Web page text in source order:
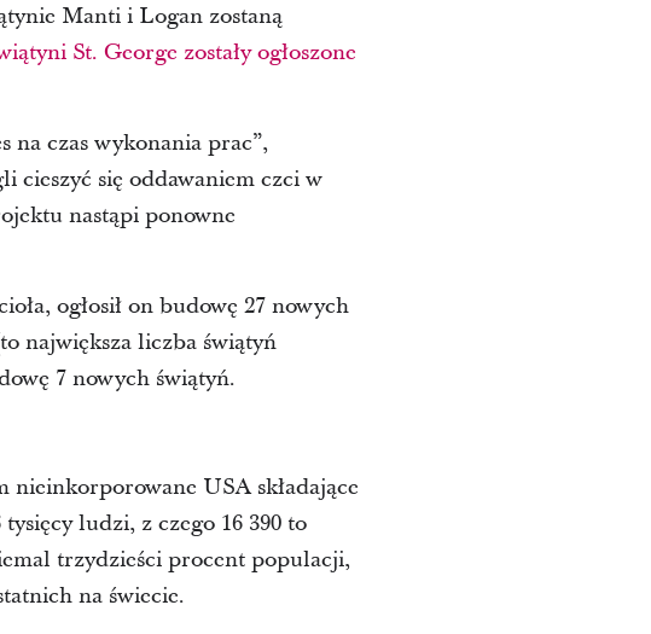
Manti i Logan zostaną
St. George zostały ogłoszone
na czas wykonania prac”,
cieszyć się oddawaniem czci w
nastąpi ponowne
ogłosił on budowę 27 nowych
największa liczba świątyń
7 nowych świątyń.
USA składające
ludzi, z czego 16 390 to
trzydzieści procent populacji,
na świecie.